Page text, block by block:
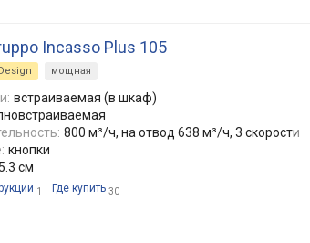
Incasso Plus 105
мощная
встраиваемая (в шкаф)
800 м³/ч, на отвод 638 м³/ч, 3 скорости
кнопки
см
1 Где купить 30